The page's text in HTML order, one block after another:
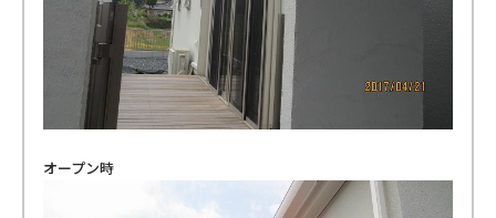
オープン時